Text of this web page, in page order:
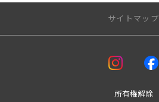
サイトマップ
所有権解除